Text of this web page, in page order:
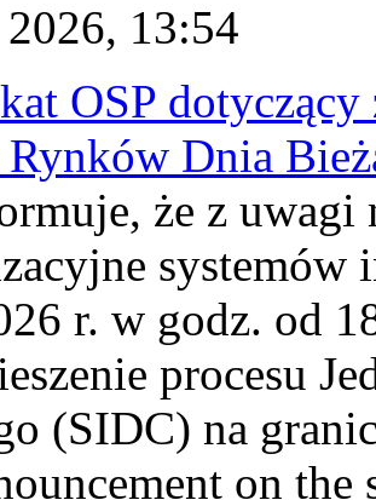
13:54
OSP dotyczący
Rynków Dnia
że z uwagi
r. w godz. od
procesu
(SIDC) na
on